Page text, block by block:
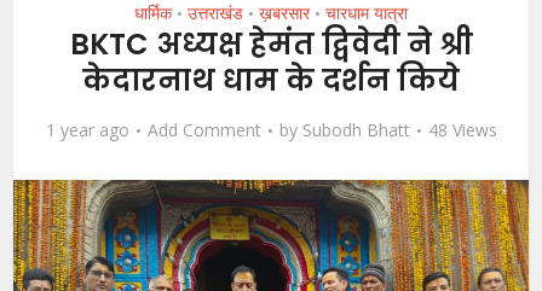
धार्मिक • उत्तराखंड • ख़बरसार • चारधाम यात्रा
BKTC अध्यक्ष हेमंत द्विवेदी ने श्री
केदारनाथ धाम के दर्शन किये
1 year ago Add Comment by Subodh Bhatt 48 Views